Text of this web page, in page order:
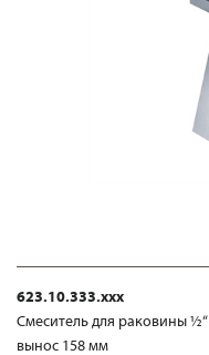
623.10.333.xxx
Смеситель для раковины ½“
вынос 158 мм